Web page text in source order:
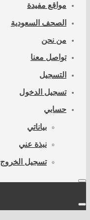
مواقع مفيدة
الصحف السعودية
من نحن
تواصل معنا
التسجيل
تسجيل الدخول
حسابي
بياناتي
نبذة عني
تسجيل الخروج